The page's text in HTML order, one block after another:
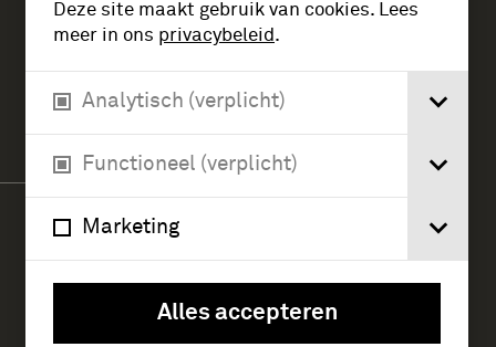
Deze site maakt gebruik van cookies. Lees
meer in ons privacybeleid.
Analytisch (verplicht)
Functioneel (verplicht)
Marketing
Alles accepteren
Tickets
Verlengde Paltzerweg 1